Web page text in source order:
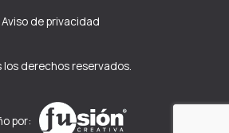
Aviso de privacidad
los derechos reservados.
por: